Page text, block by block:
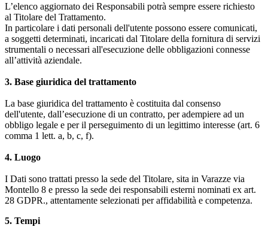
L’elenco aggiornato dei Responsabili potrà sempre essere richiesto
al Titolare del Trattamento.
In particolare i dati personali dell'utente possono essere comunicati,
a soggetti determinati, incaricati dal Titolare della fornitura di servizi
strumentali o necessari all'esecuzione delle obbligazioni connesse
all’attività aziendale.
3. Base giuridica del trattamento
La base giuridica del trattamento è costituita dal consenso
dell'utente, dall’esecuzione di un contratto, per adempiere ad un
obbligo legale e per il perseguimento di un legittimo interesse (art. 6
comma 1 lett. a, b, c, f).
4. Luogo
I Dati sono trattati presso la sede del Titolare, sita in Varazze via
Montello 8 e presso la sede dei responsabili esterni nominati ex art.
28 GDPR., attentamente selezionati per affidabilità e competenza.
5. Tempi